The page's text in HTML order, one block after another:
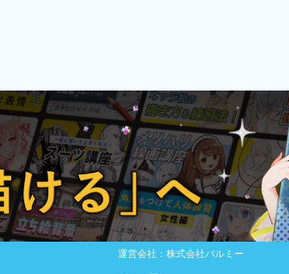
運営会社：株式会社パルミー